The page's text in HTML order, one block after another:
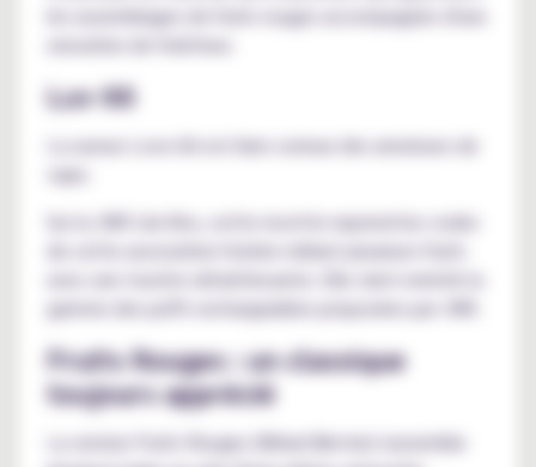
les assemblages de fruits rouges accompagnés d'une
Luv 66
La saveur Love 66 est bien connue des amateurs de
vape.
Sur la JNR Lila Kiss, cette recette reprend les codes
gamme des puffs rechargeables proposées par JNR.
Fruits Rouges : un classique
toujours apprécié
La version Fruits Rouges ( Mixed Berries
) rassemble